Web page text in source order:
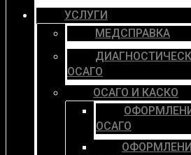
УСЛУГИ
МЕДСПРАВКА
ОСАГО
ОСАГО И КАСКО
ОСАГО